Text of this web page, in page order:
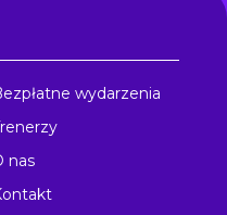
wydarzenia
nas